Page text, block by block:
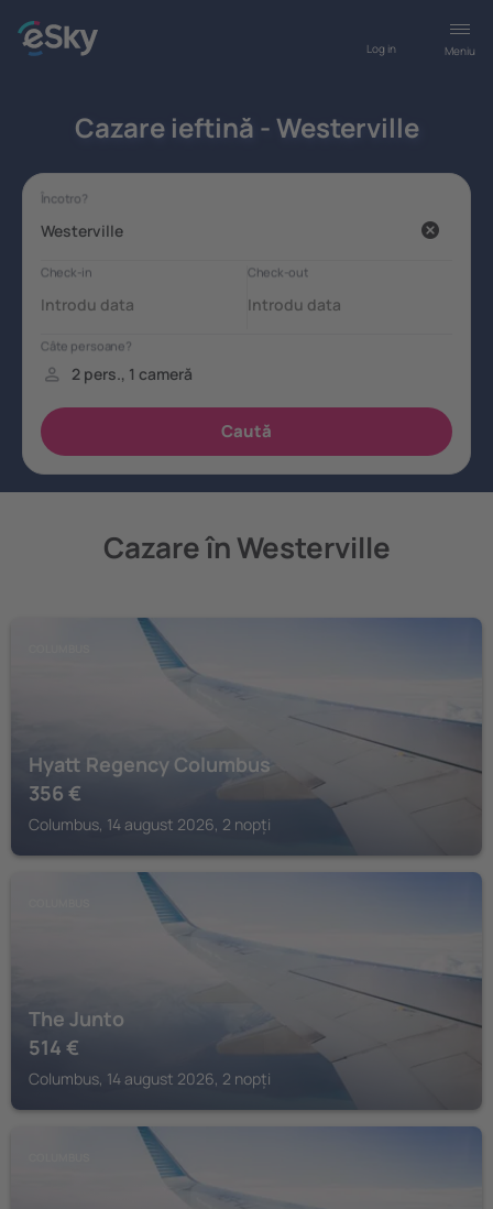
Meniu
Log in
Cazare ieftină - Westerville
Cazare în Westerville
Hyatt Regency Columbus
356 €
Columbus, 14 august 2026, 2 nopți
The Junto
514 €
Columbus, 14 august 2026, 2 nopți